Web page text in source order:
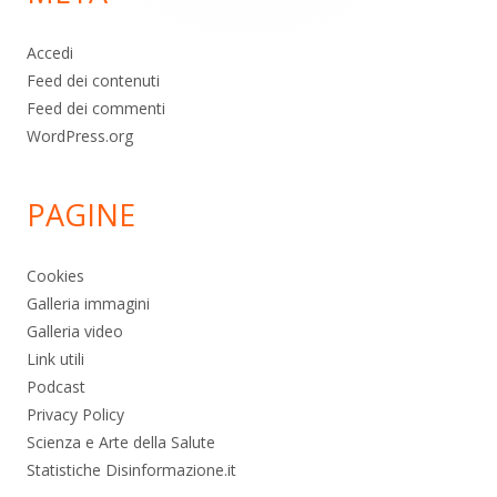
Accedi
Feed dei contenuti
Feed dei commenti
WordPress.org
PAGINE
Cookies
Galleria immagini
Galleria video
Link utili
Podcast
Privacy Policy
Scienza e Arte della Salute
Statistiche Disinformazione.it